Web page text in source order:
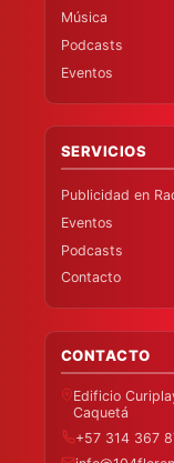
Música
Podcasts
Eventos
SERVICIOS
Publicidad en
Eventos
Podcasts
Contacto
CONTACTO
Edificio
Caquetá
+57 314 367